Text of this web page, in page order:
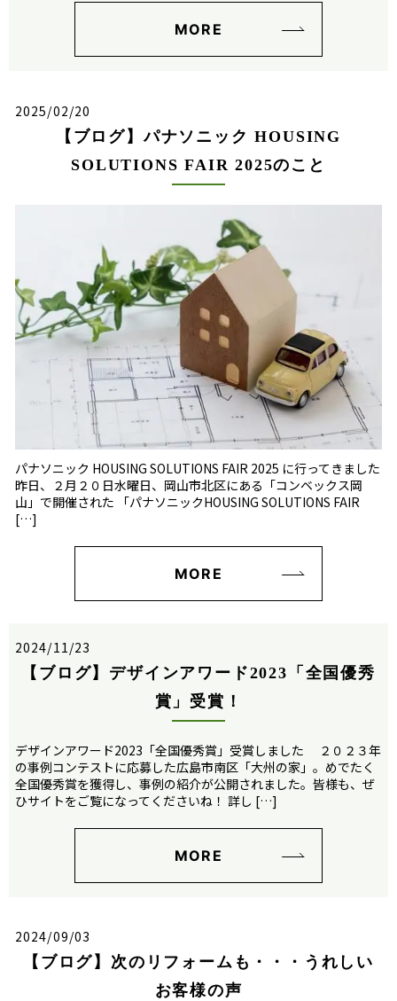
MORE
2025/02/20
【ブログ】パナソニック HOUSING
SOLUTIONS FAIR 2025のこと
パナソニック HOUSING SOLUTIONS FAIR 2025 に行ってきました
昨日、２月２０日水曜日、岡山市北区にある「コンベックス岡
山」で開催された 「パナソニックHOUSING SOLUTIONS FAIR
[…]
MORE
2024/11/23
【ブログ】デザインアワード2023「全国優秀
賞」受賞！
デザインアワード2023「全国優秀賞」受賞しました ２０２３年
の事例コンテストに応募した広島市南区「大州の家」。めでたく
全国優秀賞を獲得し、事例の紹介が公開されました。皆様も、ぜ
ひサイトをご覧になってくださいね！ 詳し […]
MORE
2024/09/03
【ブログ】次のリフォームも・・・うれしい
お客様の声